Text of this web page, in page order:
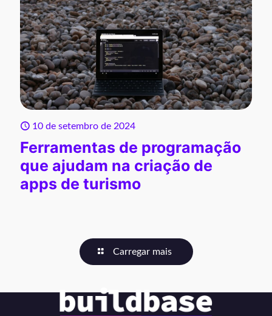
10 de setembro de 2024
Ferramentas de programação
que ajudam na criação de
apps de turismo
Carregar mais